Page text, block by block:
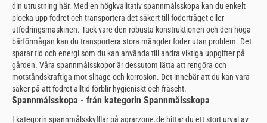
din utrustning här. Med en högkvalitativ spannmålsskopa kan du enkelt
plocka upp fodret och transportera det säkert till fodertråget eller
utfodringsmaskinen. Tack vare den robusta konstruktionen och den höga
bärförmågan kan du transportera stora mängder foder utan problem. Det
sparar tid och energi som du kan använda till andra viktiga uppgifter på
gården. Våra spannmålsskopor är dessutom lätta att rengöra och
motståndskraftiga mot slitage och korrosion. Det innebär att du kan vara
säker på att fodret alltid förblir hygieniskt och fräscht.
Spannmålsskopa - från kategorin Spannmålsskopa
I kategorin spannmålsskyfflar på agrarzone.de hittar du ett stort urval av